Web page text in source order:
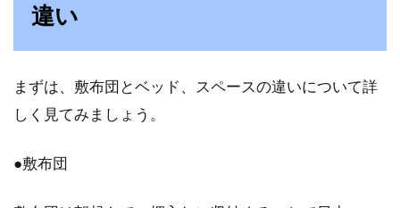
ベッドの上でおしゃれなテーブルを
違い
まずは、敷布団とベッド、スペースの違いについて詳
しく見てみましょう。
●敷布団